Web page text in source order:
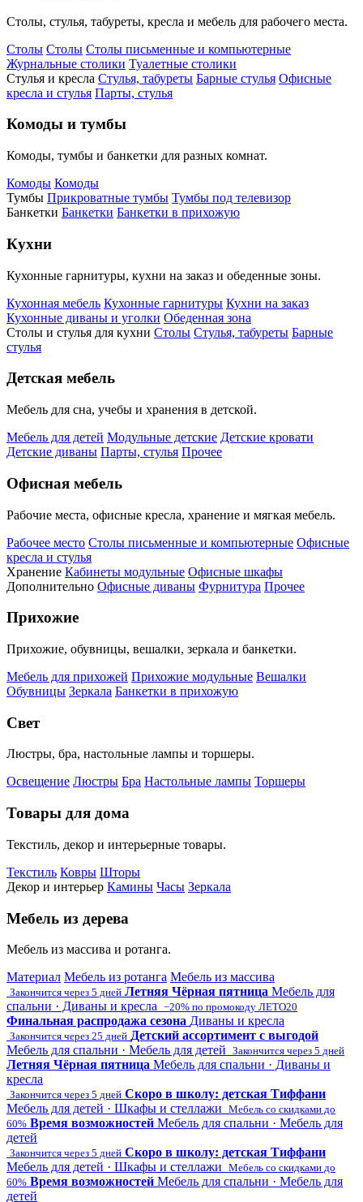
Столы, стулья, табуреты, кресла и мебель для рабочего места.
Столы Столы Столы письменные и компьютерные
Журнальные столики Туалетные столики
Стулья и кресла Стулья, табуреты Барные стулья Офисные
кресла и стулья Парты, стулья
Комоды и тумбы
Комоды, тумбы и банкетки для разных комнат.
Комоды Комоды
Тумбы Прикроватные тумбы Тумбы под телевизор
Банкетки Банкетки Банкетки в прихожую
Кухни
Кухонные гарнитуры, кухни на заказ и обеденные зоны.
Кухонная мебель Кухонные гарнитуры Кухни на заказ
Кухонные диваны и уголки Обеденная зона
Столы и стулья для кухни Столы Стулья, табуреты Барные
стулья
Детская мебель
Мебель для сна, учебы и хранения в детской.
Мебель для детей Модульные детские Детские кровати
Детские диваны Парты, стулья Прочее
Офисная мебель
Рабочие места, офисные кресла, хранение и мягкая мебель.
Рабочее место Столы письменные и компьютерные Офисные
кресла и стулья
Хранение Кабинеты модульные Офисные шкафы
Дополнительно Офисные диваны Фурнитура Прочее
Прихожие
Прихожие, обувницы, вешалки, зеркала и банкетки.
Мебель для прихожей Прихожие модульные Вешалки
Обувницы Зеркала Банкетки в прихожую
Свет
Люстры, бра, настольные лампы и торшеры.
Освещение Люстры Бра Настольные лампы Торшеры
Товары для дома
Текстиль, декор и интерьерные товары.
Текстиль Ковры Шторы
Декор и интерьер Камины Часы Зеркала
Мебель из дерева
Мебель из массива и ротанга.
Материал Мебель из ротанга Мебель из массива
Закончится через 5 дней Летняя Чёрная пятница Мебель для
спальни · Диваны и кресла −20% по промокоду ЛЕТО20
Финальная распродажа сезона Диваны и кресла
Закончится через 25 дней Детский ассортимент с выгодой
Мебель для спальни · Мебель для детей Закончится через 5 дней
Летняя Чёрная пятница Мебель для спальни · Диваны и
кресла
Закончится через 5 дней Скоро в школу: детская Тиффани
Мебель для детей · Шкафы и стеллажи Мебель со скидками до
60% Время возможностей Мебель для спальни · Мебель для
детей
Закончится через 5 дней Скоро в школу: детская Тиффани
Мебель для детей · Шкафы и стеллажи Мебель со скидками до
60% Время возможностей Мебель для спальни · Мебель для
детей